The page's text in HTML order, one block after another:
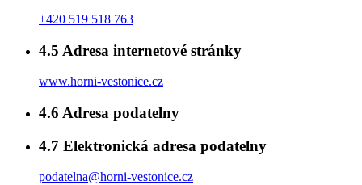
+420 519 518 763
4.5 Adresa internetové stránky
www.horni-vestonice.cz
4.6 Adresa podatelny
4.7 Elektronická adresa podatelny
podatelna@horni-vestonice.cz